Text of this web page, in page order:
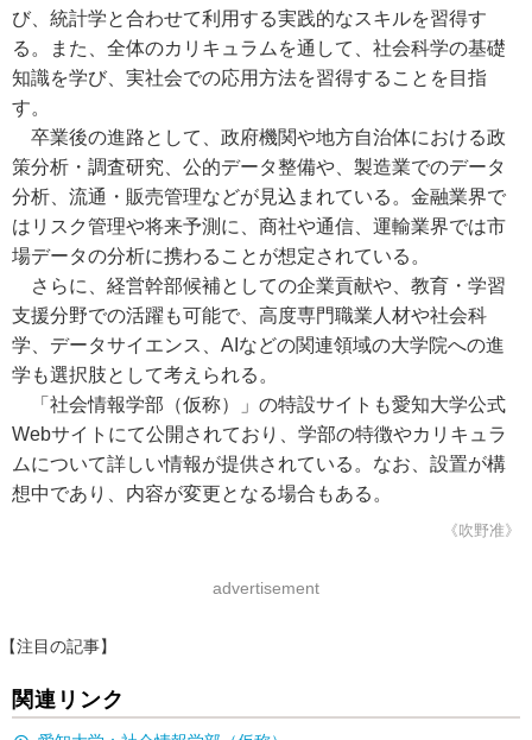
び、統計学と合わせて利用する実践的なスキルを習得す
る。また、全体のカリキュラムを通して、社会科学の基礎
知識を学び、実社会での応用方法を習得することを目指
す。
卒業後の進路として、政府機関や地方自治体における政
策分析・調査研究、公的データ整備や、製造業でのデータ
分析、流通・販売管理などが見込まれている。金融業界で
はリスク管理や将来予測に、商社や通信、運輸業界では市
場データの分析に携わることが想定されている。
さらに、経営幹部候補としての企業貢献や、教育・学習
支援分野での活躍も可能で、高度専門職業人材や社会科
学、データサイエンス、AIなどの関連領域の大学院への進
学も選択肢として考えられる。
「社会情報学部（仮称）」の特設サイトも愛知大学公式
Webサイトにて公開されており、学部の特徴やカリキュラ
ムについて詳しい情報が提供されている。なお、設置が構
想中であり、内容が変更となる場合もある。
《吹野准》
advertisement
【注目の記事】
関連リンク